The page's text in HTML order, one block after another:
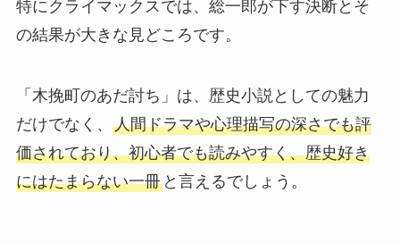
特にクライマックスでは、総一郎が下す決断とそ
の結果が大きな見どころです。
「木挽町のあだ討ち」は、歴史小説としての魅力
だけでなく、 人間ドラマや心理描写の深さでも評
価されており、初心者でも読みやすく、歴史好き
にはたまらない一冊と言えるでしょう。